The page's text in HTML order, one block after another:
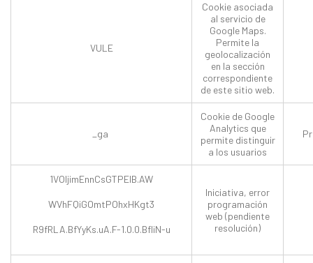
VULE
Cookie asociada
al servicio de
Google Maps.
Permite la
geolocalización
en la sección
correspondiente
de este sitio web.
_ga
Cookie de Google
Analytics que
permite distinguir
a los usuarios
1VOljimEnnCsGTPEIB.AW
WVhFQiGOmtPOhxHKgt3
R9fRLA.BfYyKs.uA.F-1.0.0.BfliN-u
Iniciativa, error
programación
web (pendiente
resolución)